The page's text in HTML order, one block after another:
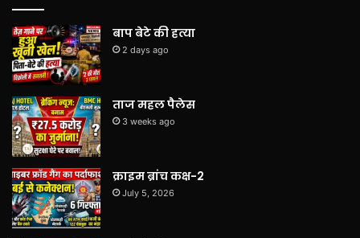
बाप बेटे की हत्या
2 days ago
ताज महल पैलेस
3 weeks ago
क्राइम ब्रांच कक्ष-2
July 5, 2026